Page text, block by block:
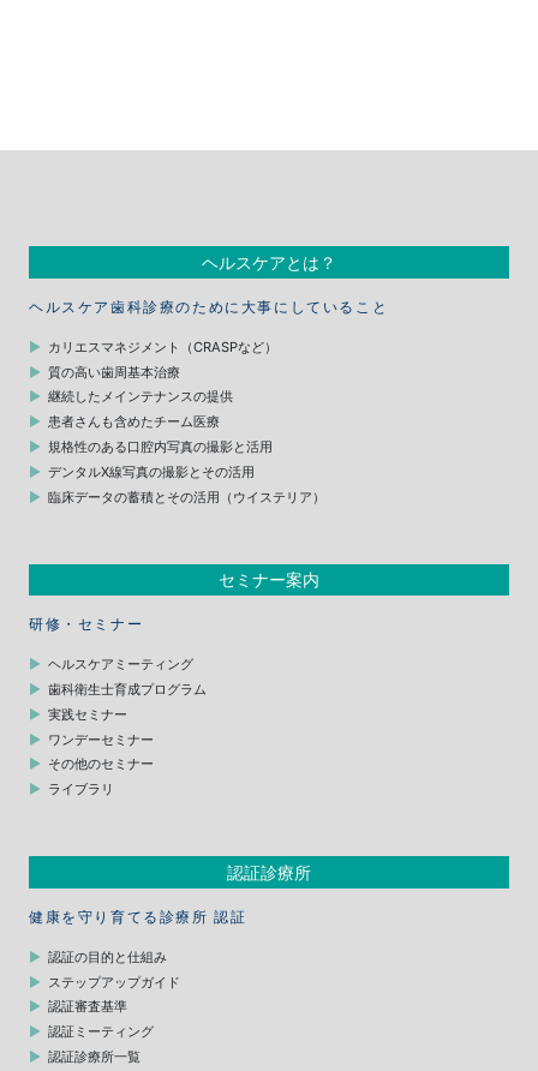
ヘルスケアとは？
ヘルスケア歯科診療のために大事にしていること
カリエスマネジメント（CRASPなど）
質の高い歯周基本治療
継続したメインテナンスの提供
患者さんも含めたチーム医療
規格性のある口腔内写真の撮影と活用
デンタルX線写真の撮影とその活用
臨床データの蓄積とその活用（ウイステリア）
セミナー案内
研修・セミナー
ヘルスケアミーティング
歯科衛生士育成プログラム
実践セミナー
ワンデーセミナー
その他のセミナー
ライブラリ
認証診療所
健康を守り育てる診療所 認証
認証の目的と仕組み
ステップアップガイド
認証審査基準
認証ミーティング
認証診療所一覧